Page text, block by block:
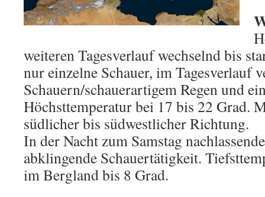
weiteren Tagesverlauf wechselnd bis
nur einzelne Schauer, im Tagesverlauf
Schauern/schauerartigem Regen und
Höchsttemperatur bei 17 bis 22 Grad.
südlicher bis südwestlicher Richtung.
In der Nacht zum Samstag
abklingende Schauertätigkeit.
im Bergland bis 8 Grad.